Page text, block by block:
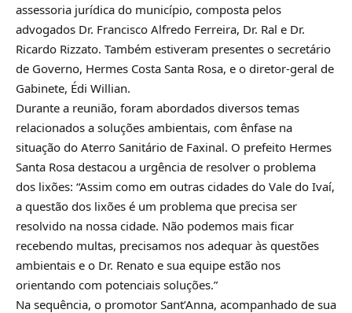
assessoria jurídica do município, composta pelos
advogados Dr. Francisco Alfredo Ferreira, Dr. Ral e Dr.
Ricardo Rizzato. Também estiveram presentes o secretário
de Governo, Hermes Costa Santa Rosa, e o diretor-geral de
Gabinete, Édi Willian.
Durante a reunião, foram abordados diversos temas
relacionados a soluções ambientais, com ênfase na
situação do Aterro Sanitário de Faxinal. O prefeito Hermes
Santa Rosa destacou a urgência de resolver o problema
dos lixões: “Assim como em outras cidades do Vale do Ivaí,
a questão dos lixões é um problema que precisa ser
resolvido na nossa cidade. Não podemos mais ficar
recebendo multas, precisamos nos adequar às questões
ambientais e o Dr. Renato e sua equipe estão nos
orientando com potenciais soluções.”
Na sequência, o promotor Sant’Anna, acompanhado de sua